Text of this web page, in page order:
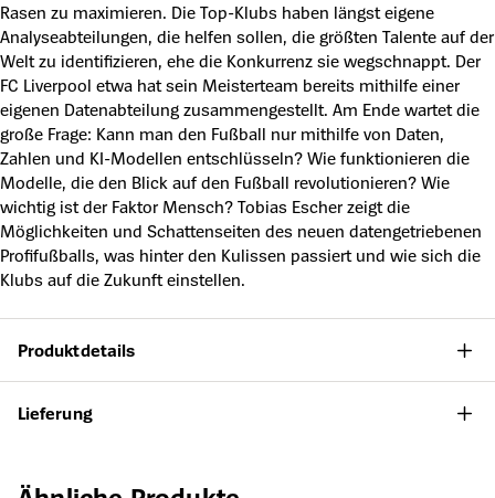
Rasen zu maximieren. Die Top-Klubs haben längst eigene
Analyseabteilungen, die helfen sollen, die größten Talente auf der
Welt zu identifizieren, ehe die Konkurrenz sie wegschnappt. Der
FC Liverpool etwa hat sein Meisterteam bereits mithilfe einer
eigenen Datenabteilung zusammengestellt. Am Ende wartet die
große Frage: Kann man den Fußball nur mithilfe von Daten,
Zahlen und KI-Modellen entschlüsseln? Wie funktionieren die
Modelle, die den Blick auf den Fußball revolutionieren? Wie
wichtig ist der Faktor Mensch? Tobias Escher zeigt die
Möglichkeiten und Schattenseiten des neuen datengetriebenen
Profifußballs, was hinter den Kulissen passiert und wie sich die
Klubs auf die Zukunft einstellen.
Produktdetails
Lieferung
Produktgalerie überspringen